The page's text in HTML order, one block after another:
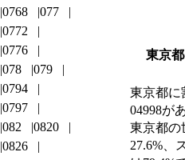
東京
東京都に
04998が
東京都の
27.6%、
0768
077
0772
0776
078
079
0794
0797
082
0820
0826